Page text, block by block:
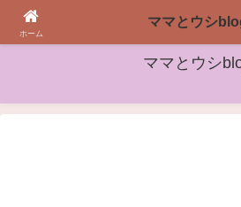
女性や子どもたちに役立つ情
ママとウシ
ホーム
ママとウシ